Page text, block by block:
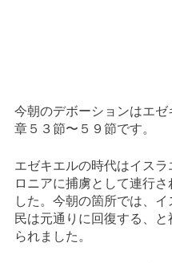
今朝のデボーションはエゼ
章５３節〜５９節です。
エゼキエルの時代はイス
ロニアに捕虜として連行
した。今朝の箇所では、
民は元通りに回復する、
られました。